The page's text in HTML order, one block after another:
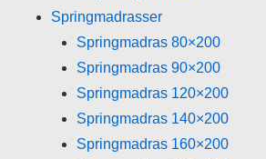
Springmadrasser
Springmadras 80×200
Springmadras 90×200
Springmadras 120×200
Springmadras 140×200
Springmadras 160×200